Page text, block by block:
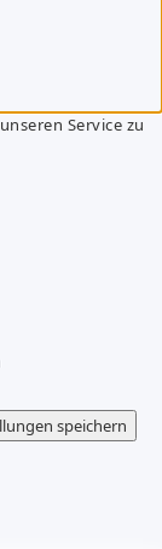
Service zu
speichern